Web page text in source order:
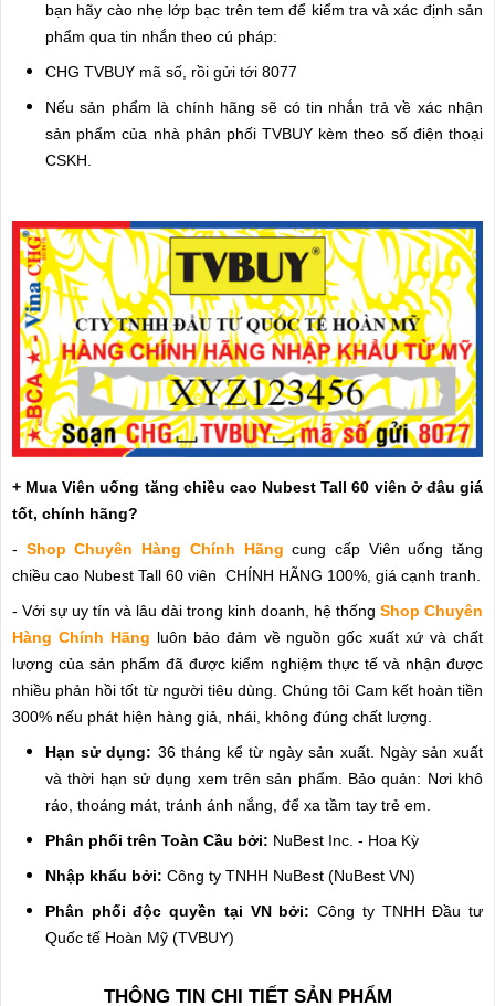
bạn hãy cào nhẹ lớp bạc trên tem để kiểm tra và xác định sản
phẩm qua tin nhắn theo cú pháp:
CHG TVBUY mã số, rồi gửi tới 8077
Nếu sản phẩm là chính hãng sẽ có tin nhắn trả về xác nhận
sản phẩm của nhà phân phối TVBUY kèm theo số điện thoại
CSKH.
+ Mua Viên uống tăng chiều cao Nubest Tall 60 viên ở đâu giá
tốt, chính hãng?
- Shop Chuyên Hàng Chính Hãng cung cấp Viên uống tăng
chiều cao Nubest Tall 60 viên CHÍNH HÃNG 100%, giá cạnh tranh.
- Với sự uy tín và lâu dài trong kinh doanh, hệ thống Shop Chuyên
Hàng Chính Hãng luôn bảo đảm về nguồn gốc xuất xứ và chất
lượng của sản phẩm đã được kiểm nghiệm thực tế và nhận được
nhiều phản hồi tốt từ người tiêu dùng. Chúng tôi Cam kết hoàn tiền
300% nếu phát hiện hàng giả, nhái, không đúng chất lượng.
Hạn sử dụng: 36 tháng kể từ ngày sản xuất. Ngày sản xuất
và thời hạn sử dụng xem trên sản phẩm. Bảo quản: Nơi khô
ráo, thoáng mát, tránh ánh nắng, để xa tầm tay trẻ em.
Phân phối trên Toàn Cầu bởi: NuBest Inc. - Hoa Kỳ
Nhập khẩu bởi: Công ty TNHH NuBest (NuBest VN)
Phân phối độc quyền tại VN bởi: Công ty TNHH Đầu tư
Quốc tế Hoàn Mỹ (TVBUY)
THÔNG TIN CHI TIẾT SẢN PHẨM